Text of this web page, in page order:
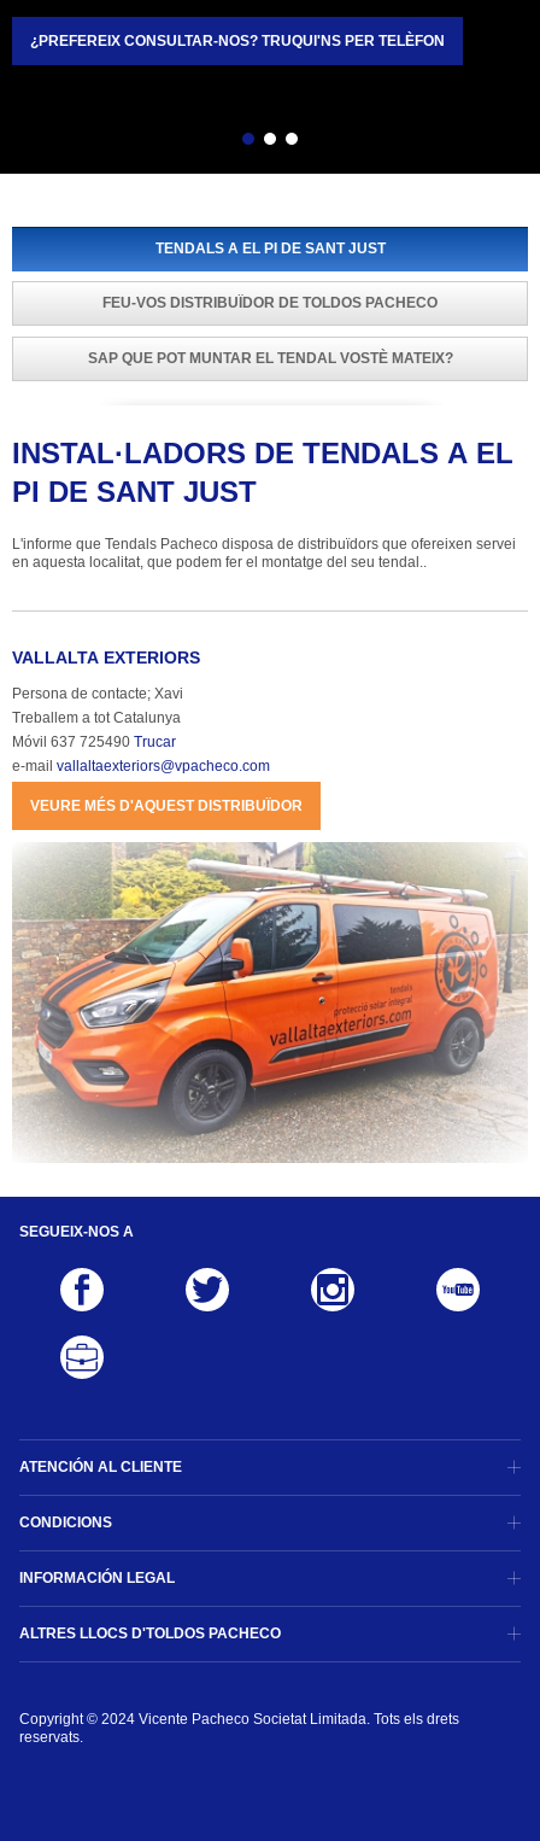
¿PREFEREIX CONSULTAR-NOS? TRUQUI'NS PER TELÈFON
Següent
TENDALS A EL PI DE SANT JUST
FEU-VOS DISTRIBUÏDOR DE TOLDOS PACHECO
SAP QUE POT MUNTAR EL TENDAL VOSTÈ MATEIX?
INSTAL·LADORS DE TENDALS A EL
PI DE SANT JUST
L'informe que Tendals Pacheco disposa de distribuïdors que ofereixen servei
en aquesta localitat, que podem fer el montatge del seu tendal..
VALLALTA EXTERIORS
Persona de contacte; Xavi
Treballem a tot Catalunya
Móvil 637 725490 Trucar
e-mail vallaltaexteriors@vpacheco.com
VEURE MÉS D'AQUEST DISTRIBUÏDOR
SEGUEIX-NOS A
ATENCIÓN AL CLIENTE
CONDICIONS
INFORMACIÓN LEGAL
ALTRES LLOCS D'TOLDOS PACHECO
Copyright © 2024 Vicente Pacheco Societat Limitada. Tots els drets
reservats.